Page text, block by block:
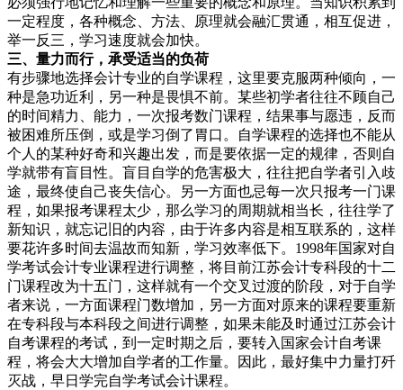
一定程度，各种概念、方法、原理就会融汇贯通，相互促进，
举一反三，学习速度就会加快。
三、量力而行，承受适当的负荷
有步骤地选择会计专业的自学课程，这里要克服两种倾向，一
种是急功近利，另一种是畏惧不前。某些初学者往往不顾自己
的时间精力、能力，一次报考数门课程，结果事与愿违，反而
被困难所压倒，或是学习倒了胃口。自学课程的选择也不能从
个人的某种好奇和兴趣出发，而是要依据一定的规律，否则自
学就带有盲目性。盲目自学的危害极大，往往把自学者引入歧
途，最终使自己丧失信心。另一方面也忌每一次只报考一门课
程，如果报考课程太少，那么学习的周期就相当长，往往学了
新知识，就忘记旧的内容，由于许多内容是相互联系的，这样
要花许多时间去温故而知新，学习效率低下。1998年国家对自
学考试会计专业课程进行调整，将目前江苏会计专科段的十二
门课程改为十五门，这样就有一个交叉过渡的阶段，对于自学
者来说，一方面课程门数增加，另一方面对原来的课程要重新
在专科段与本科段之间进行调整，如果未能及时通过江苏会计
自考课程的考试，到一定时期之后，要转入国家会计自考课
程，将会大大增加自学者的工作量。因此，最好集中力量打歼
灭战，早日学完自学考试会计课程。